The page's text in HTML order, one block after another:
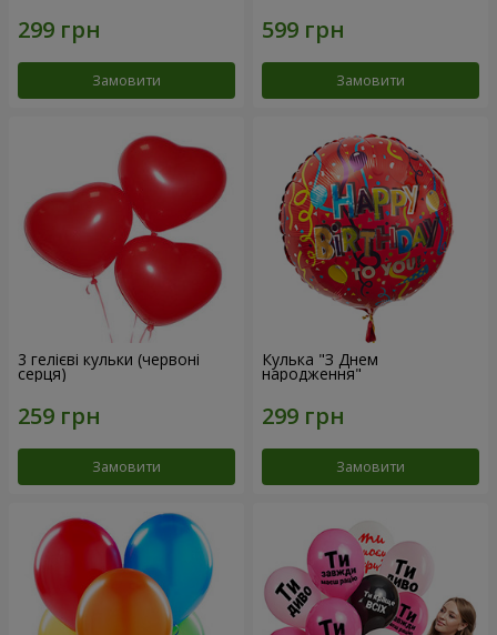
Замовити Замовити
3 гелієві кульки (червоні
серця)
Замовити
Кулька "З Днем
народження"
Замовити